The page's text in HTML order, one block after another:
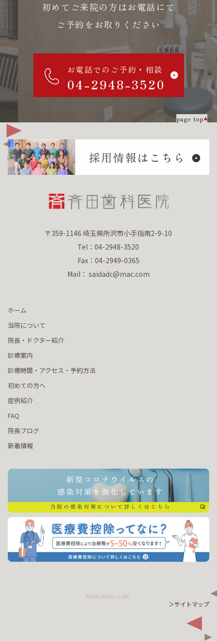
初めてご来院の方はお電話にて
ご予約をお取りください
お電話でのご予約・相談
04-2948-3520
page top
〒359-1146 埼玉県所沢市小手指南2-9-10
Tel：04-2948-3520
Fax：04-2949-0365
Mail： saidadc@mac.com
＞サイトマップ
©SAIDA DENTAL CLINIC.
ホーム
当院について
院長・ドクター紹介
診療案内
診療時間・アクセス・予約方法
初めての方へ
症例紹介
FAQ
院長ブログ
新着情報